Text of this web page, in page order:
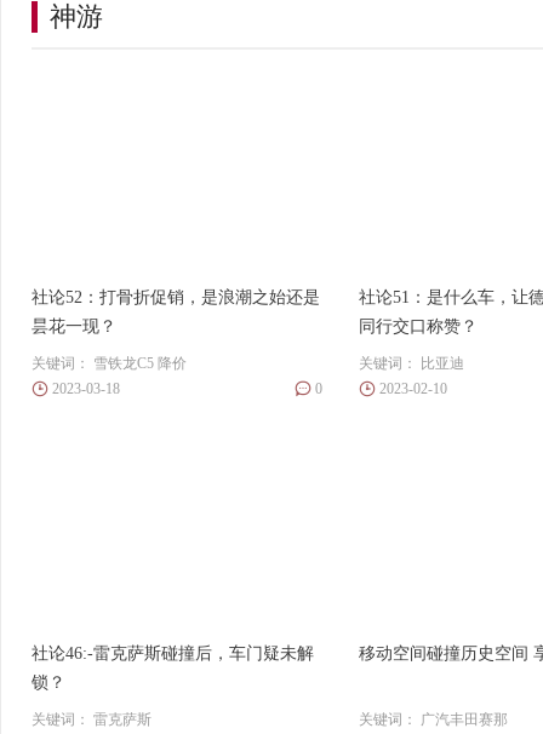
神游
社论52：打骨折促销，是浪潮之始还是
昙花一现？
关键词： 雪铁龙C5 降价
2023-03-18
0
社论51：是什么车，让
同行交口称赞？
关键词：
比亚迪
2023-02-10
社论46:-雷克萨斯碰撞后，车门疑未解
锁？
关键词： 雷克萨斯
移动空间碰撞历史空间
关键词： 广汽丰田赛那